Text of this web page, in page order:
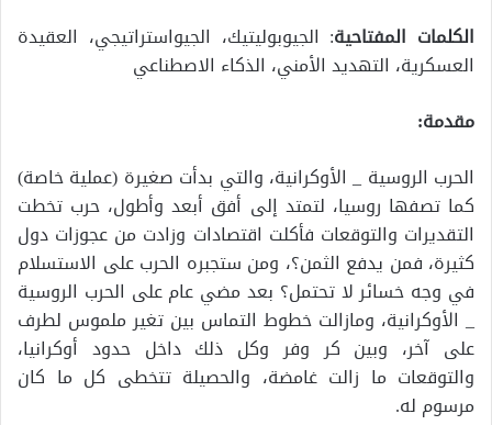
الكلمات المفتاحية: الجيوبوليتيك، الجيواستراتيجي، العقيدة
العسكرية، التهديد الأمني، الذكاء الاصطناعي
مقدمة:
الحرب الروسية _ الأوكرانية، والتي بدأت صغيرة (عملية خاصة)
كما تصفها روسيا، لتمتد إلى أفق أبعد وأطول، حرب تخطت
التقديرات والتوقعات فأكلت اقتصادات وزادت من عجوزات دول
كثيرة، فمن يدفع الثمن؟، ومن ستجبره الحرب على الاستسلام
في وجه خسائر لا تحتمل؟ بعد مضي عام على الحرب الروسية
_ الأوكرانية، ومازالت خطوط التماس بين تغير ملموس لطرف
على آخر، وبين كر وفر وكل ذلك داخل حدود أوكرانيا،
والتوقعات ما زالت غامضة، والحصيلة تتخطى كل ما كان
مرسوم له.